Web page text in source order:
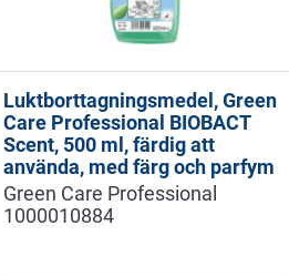
Luktborttagningsmedel, Green
Care Professional BIOBACT
Scent, 500 ml, färdig att
använda, med färg och parfym
Green Care Professional
1000010884